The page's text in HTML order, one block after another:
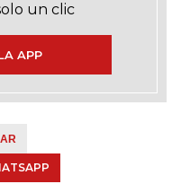
un clic
APP